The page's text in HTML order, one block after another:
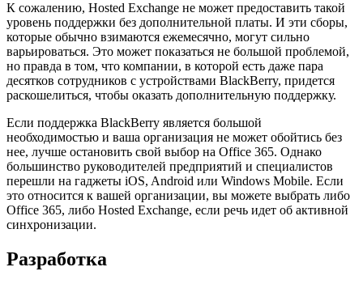
К сожалению, Hosted Exchange не может предоставить такой
уровень поддержки без дополнительной платы. И эти сборы,
которые обычно взимаются ежемесячно, могут сильно
варьироваться. Это может показаться не большой проблемой,
но правда в том, что компании, в которой есть даже пара
десятков сотрудников с устройствами BlackBerry, придется
раскошелиться, чтобы оказать дополнительную поддержку.
Если поддержка BlackBerry является большой
необходимостью и ваша организация не может обойтись без
нее, лучше остановить свой выбор на Office 365. Однако
большинство руководителей предприятий и специалистов
перешли на гаджеты iOS, Android или Windows Mobile. Если
это относится к вашей организации, вы можете выбрать либо
Office 365, либо Hosted Exchange, если речь идет об активной
синхронизации.
Разработка